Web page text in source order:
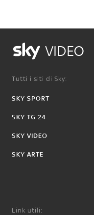
VIDEO
Tutti i siti di Sky:
SKY SPORT
SKY TG 24
SKY VIDEO
SKY ARTE
Link utili: